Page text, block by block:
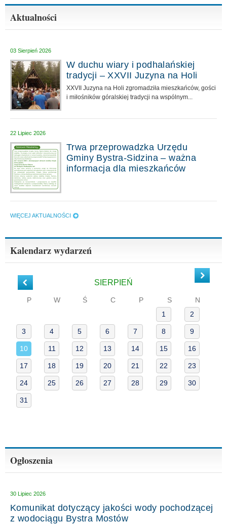
Aktualności
03 Sierpień 2026
W duchu wiary i podhalańskiej
tradycji – XXVII Juzyna na Holi
XXVII Juzyna na Holi zgromadziła mieszkańców, gości
i miłośników góralskiej tradycji na wspólnym...
22 Lipiec 2026
Trwa przeprowadzka Urzędu
Gminy Bystra-Sidzina – ważna
informacja dla mieszkańców
WIĘCEJ AKTUALNOŚCI
Kalendarz wydarzeń
SIERPIEŃ
P W Ś C P S
N
1
2
3 4 5 6 7 8 9
10 11 12 13 14 15 16
17 18 19 20 21 22 23
24 25 26 27 28 29 30
31
Ogłoszenia
30 Lipiec 2026
Komunikat dotyczący jakości wody pochodzącej
z wodociągu Bystra Mostów